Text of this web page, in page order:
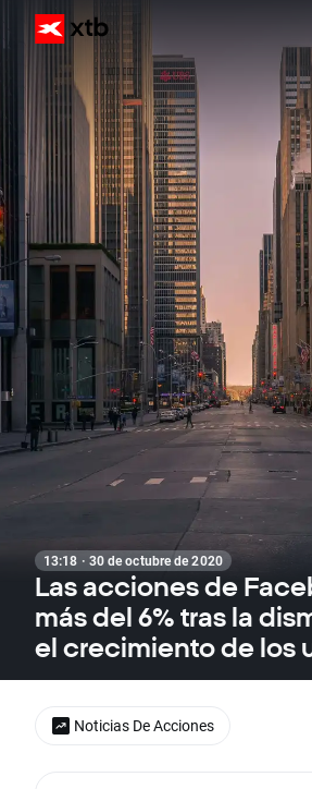
13:18 · 30 de octubre de 2020
Las acciones de
más del 6% tras la
el crecimiento de los
Noticias De Acciones